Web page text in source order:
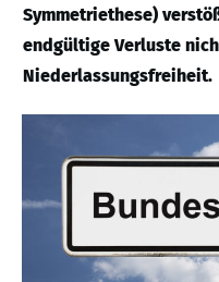
Symmetriethese)
endgültige Verluste
Niederlassungsfreiheit.